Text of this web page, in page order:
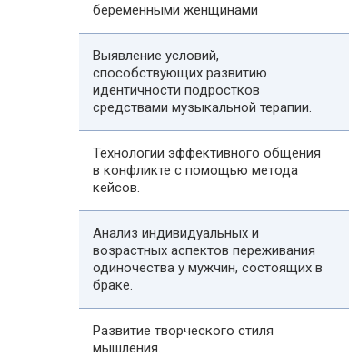
беременными женщинами
Выявление условий,
способствующих развитию
идентичности подростков
средствами музыкальной терапии.
Технологии эффективного общения
в конфликте с помощью метода
кейсов.
Анализ индивидуальных и
возрастных аспектов переживания
одиночества у мужчин, состоящих в
браке.
Развитие творческого стиля
мышления.